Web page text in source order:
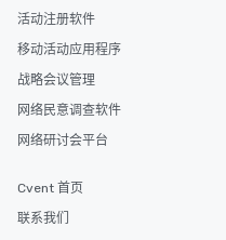
活动注册软件
移动活动应用程序
战略会议管理
网络民意调查软件
网络研讨会平台
Cvent 首页
联系我们